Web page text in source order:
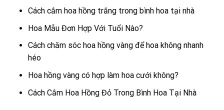
Cách cắm hoa hồng trắng trong bình hoa tại nhà
Hoa Mẫu Đơn Hợp Với Tuổi Nào?
Cách chăm sóc hoa hồng vàng để hoa không nhanh
héo
Hoa hồng vàng có hợp làm hoa cưới không?
Cách Cắm Hoa Hồng Đỏ Trong Bình Hoa Tại Nhà